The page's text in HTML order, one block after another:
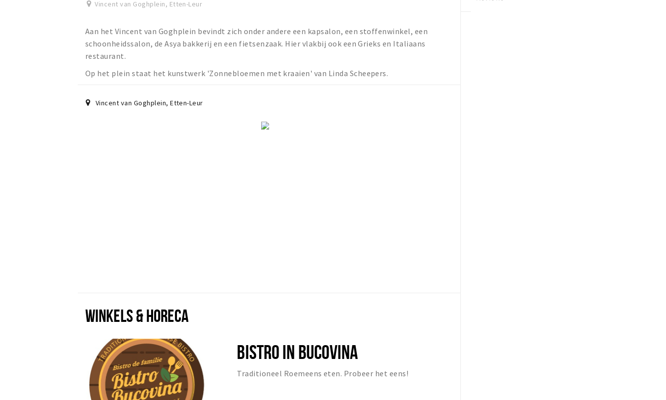
Vincent van Goghplein, Etten-Leur
Aan het Vincent van Goghplein bevindt zich onder andere een kapsalon, een stoffenwinkel, een
schoonheidssalon, de Asya bakkerij en een fietsenzaak. Hier vlakbij ook een Grieks en Italiaans
restaurant.
Op het plein staat het kunstwerk 'Zonnebloemen met kraaien' van Linda Scheepers.
Vincent van Goghplein,Etten-Leur
WINKELS & HORECA
BISTRO IN BUCOVINA
Traditioneel Roemeens eten. Probeer het eens!